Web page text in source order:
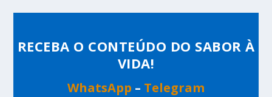
RECEBA O CONTEÚDO DO SABOR À
VIDA!
WhatsApp – Telegram